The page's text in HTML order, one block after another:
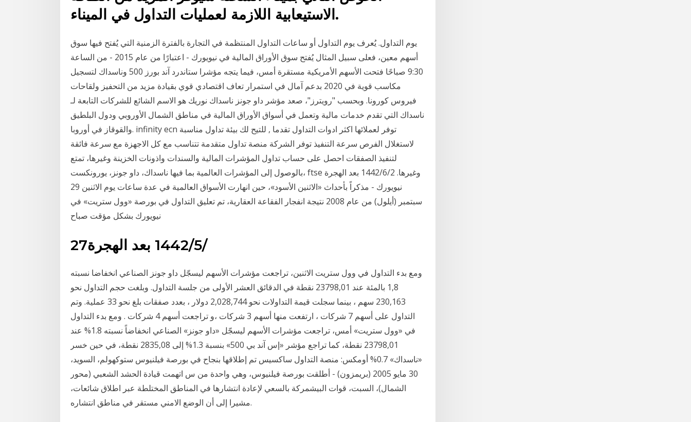
الاستيعابية اللازمة لعمليات التداول في الميناء.
يوم التداول. يُعرف يوم التداول أو ساعات التداول المنتظمة في التجارة بالفترة الزمنية التي يُفتح فيها سوق
أسهم معين، فعلى سبيل المثال يُفتح سوق الأوراق المالية في نيويورك - اعتبارًا من عام 2015 - من الساعة
9:30 صباحًا فتحت الأسهم الأمريكية مستقرة أمس، فيما يتجه مؤشرا ستاندرد آند بورز 500 وناسداك لتسجيل
مكاسب قوية في 2020 بدعم آمال في استمرار تعاف اقتصادي قوي بقيادة مزيد من التحفيز ولقاحات
فيروس كورونا. وبحسب "رويترز"، صعد مؤشر داو جونز ناسداك نوريك هو الاسم الشائع للشركات التابعة لـ
ناسداك التي تقدم خدمات مالية وتعمل في أسواق الأوراق المالية في مناطق الشمال الأوروبي ودول البلطيق
والقوقاز في أوروبا. infinity ecn توفر لعملائها اكثر ادوات التداول تقدما , للتيح لك بيئة تداول مناسبة
لاستغلال الفرص سرعة التنفيذ توفر الشركة منصة تداول متقدمة تتناسب مع كل الاجهزة مع سرعة فائقة
لتنفيذ الصفقات احصل على حساب تداول المؤشرات المالية والسندات واذونات الخزينة وغيرها، تمتع
بالوصول إلى المؤشرات العالمية بما فيها ناسداك، داو جونز، يورونكست، ftse وغيرها. 2‏‏/6‏‏/1442 بعد الهجرة
نيويورك - مذكراً بأحداث «الاثنين الأسود»، حين انهارت الأسواق العالمية في عدة ساعات يوم الاثنين 29
سبتمبر (أيلول) من عام 2008 نتيجة انفجار الفقاعة العقارية، تم تعليق التداول في بورصة «وول ستريت» في
نيويورك بشكل مؤقت صباح
27‏‏/5‏‏/1442 بعد الهجرة
ومع بدء التداول في وول ستريت الاثنين، تراجعت مؤشرات الأسهم ليسجّل داو جونز الصناعي انخفاضا نسبته
1,8 بالمئة عند 23798,01 نقطة في الدقائق العشر الأولى من جلسة التداول. وبلغت حجم التداول نحو
230,163 سهم ، بينما سجلت قيمة التداولات نحو 2,028,744 دولار ، بعدد صفقات بلغ نحو 33 عملية. وتم
التداول على أسهم 7 شركات ، ارتفعت منها أسهم 3 شركات ،و تراجعت أسهم 4 شركات . ومع بدء التداول
في «وول ستريت» أمس، تراجعت مؤشرات الأسهم ليسجّل «داو جونز» الصناعي انخفاضاً نسبته 1.8% عند
23798,01 نقطة، كما تراجع مؤشر «إس آند بي 500» بنسبة 1.3% إلى 2835,08 نقطة، في حين خسر
«ناسداك» 0.7% أومكس: منصة التداول ساكسيس تم إطلاقها بنجاح في بورصة فيلنيوس ستوكهولم، السويد،
30 مايو 2005 (بريمزون) - أطلقت بورصة فيلنيوس، وهي واحدة من س اتهمت قيادة الحشد الشعبي (محور
الشمال)، السبت، قوات البيشمركة بالسعي لإعادة انتشارها في المناطق المختلطة عبر اطلاق شائعات،
مشيرا إلى أن الوضع الامني مستقر في مناطق انتشاره.